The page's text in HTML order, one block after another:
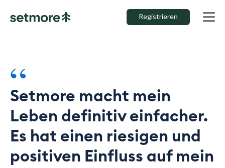
Registrieren
“
Setmore macht mein
Leben definitiv einfacher.
Es hat einen riesigen und
positiven Einfluss auf mein